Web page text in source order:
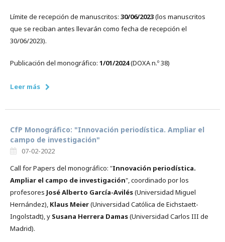
Límite de recepción de manuscritos: 30/06/2023(los manuscritos
que se reciban antes llevarán como fecha de recepción el
30/06/2023).
Publicación del monográfico: 1/01/2024(DOXA n.º 38)
Leer más
CfP Monográfico: "Innovación periodística. Ampliar el
campo de investigación"
07-02-2022
Call for Papers del monográfico: "Innovación periodística.
Ampliar el campo de investigación", coordinado por los
profesores José Alberto García-Avilés(Universidad Miguel
Hernández), Klaus Meier(Universidad Católica de Eichstaett-
Ingolstadt), y Susana Herrera Damas(Universidad Carlos III de
Madrid).